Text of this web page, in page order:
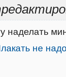
наделать
не